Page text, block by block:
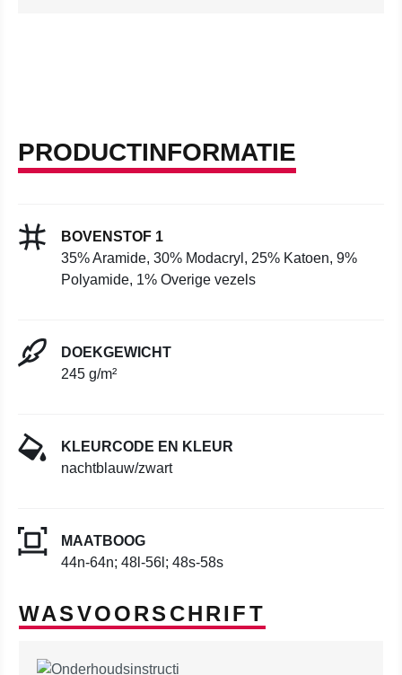
PRODUCTINFORMATIE
BOVENSTOF 1
35% Aramide, 30% Modacryl, 25% Katoen, 9%
Polyamide, 1% Overige vezels
DOEKGEWICHT
245 g/m²
KLEURCODE EN KLEUR
nachtblauw/zwart
MAATBOOG
44n-64n; 48l-56l; 48s-58s
WASVOORSCHRIFT